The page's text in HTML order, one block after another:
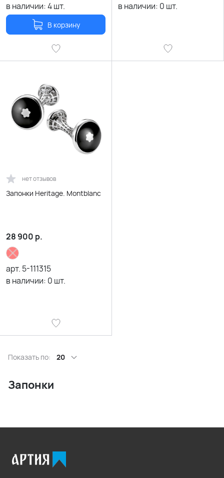
в наличии:4шт.
В корзину
в наличии: 0 шт.
нет отзывов
Запонки Heritage. Montblanc
28 900 р.
арт. 5-111315
в наличии: 0 шт.
Показать по: 20
Запонки